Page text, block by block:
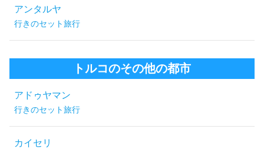
アンタルヤ
行きのセット旅行
トルコのその他の都市
アドゥヤマン
行きのセット旅行
カイセリ